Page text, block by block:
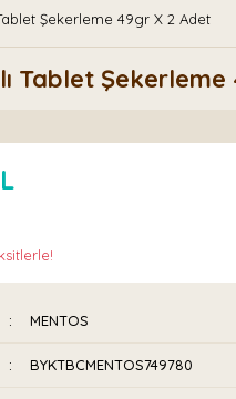
Şekerleme 49gr X 2 Adet
Tablet
MENTOS
BYKTBCMENTOS749780